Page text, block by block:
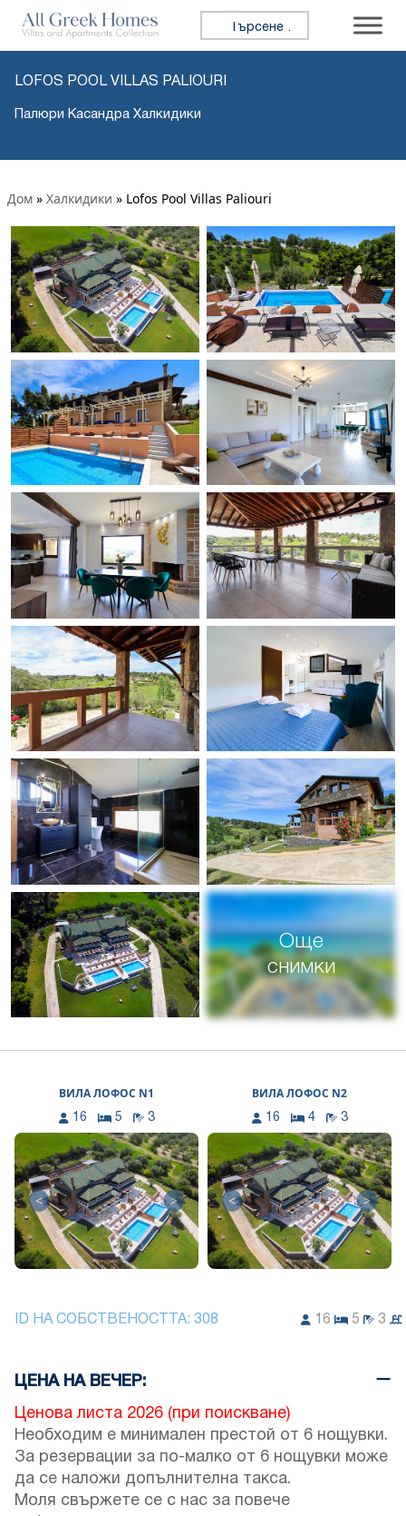
Търсене за:
LOFOS POOL VILLAS PALIOURI
Палюри Касандра Халкидики
Дом » Халкидики » Lofos Pool Villas Paliouri
Още
снимки
ВИЛА ЛОФОС N1
16 5 3
< >
ВИЛА ЛОФОС N2
16 4 3
< >
ID НА СОБСТВЕНОСТТА: 308 16 5 3
ЦЕНА НА ВЕЧЕР:
Ценова листа 2026 (при поискване)
Необходим е минимален престой от 6 нощувки.
За резервации за по-малко от 6 нощувки може
да се наложи допълнителна такса.
Моля свържете се с нас за повече